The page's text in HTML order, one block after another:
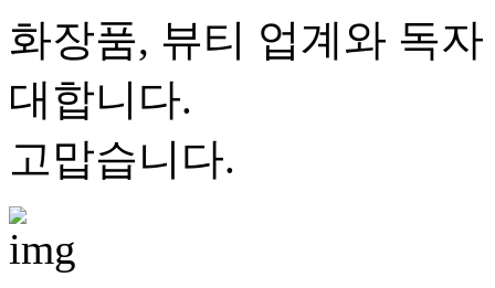
화장품, 뷰티 업계와 독
대합니다.
고맙습니다.